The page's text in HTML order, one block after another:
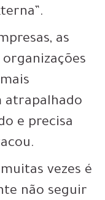
as
atrapalhado
e precisa
vezes é
não seguir